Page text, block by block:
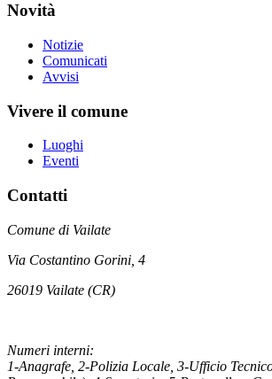
Novità
Notizie
Comunicati
Avvisi
Vivere il comune
Luoghi
Eventi
Contatti
Comune di Vailate
Via Costantino Gorini, 4
26019 Vailate (CR)
Numeri interni:
1-Anagrafe, 2-Polizia Locale, 3-Ufficio